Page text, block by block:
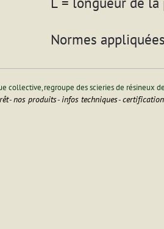
Normes
collective, regroupe des scieries de résineux
-nos produits-infos techniques-